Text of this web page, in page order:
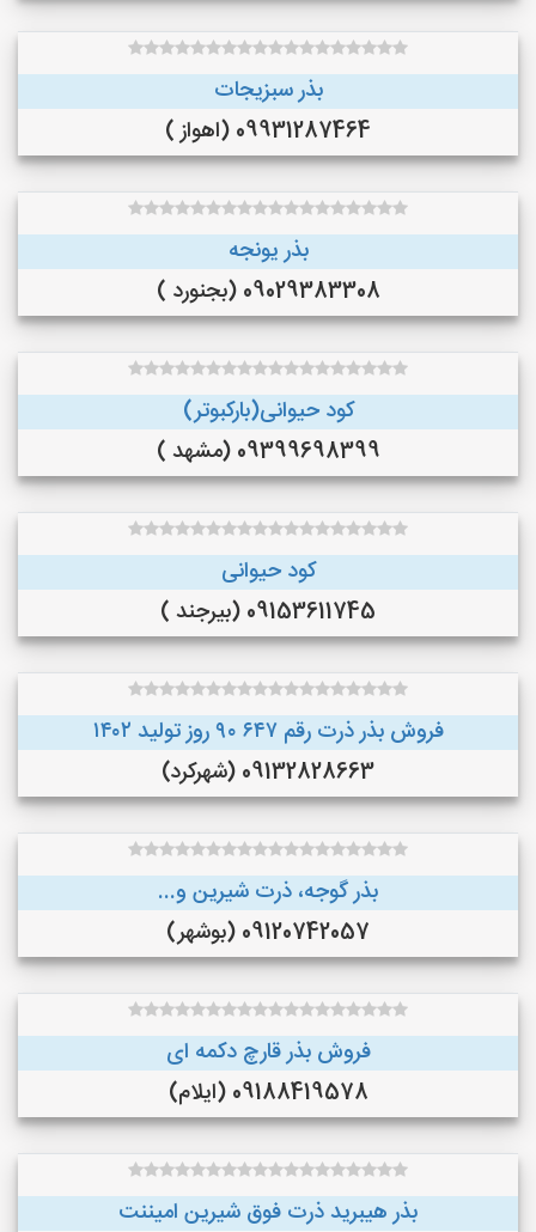
بذر سبزیجات
09931287464 (اهواز )
بذر یونجه
09029383308 (بجنورد )
کود حیوانی(بارکبوتر)
09399698399 (مشهد )
کود حیوانی
09153611745 (بیرجند )
فروش بذر ذرت رقم ۶۴۷ ۹۰ روز تولید ۱۴۰۲
09132828663 (شهرکرد)
بذر گوجه، ذرت شیرین و...
09120742057 (بوشهر)
فروش بذر قارچ دکمه ای
09188419578 (ایلام)
بذر هیبرید ذرت فوق شیرین امیننت